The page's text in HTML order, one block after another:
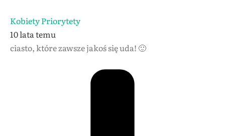
Kobiety Priorytety
10 lata temu
ciasto, które zawsze jakoś się uda! 🙂